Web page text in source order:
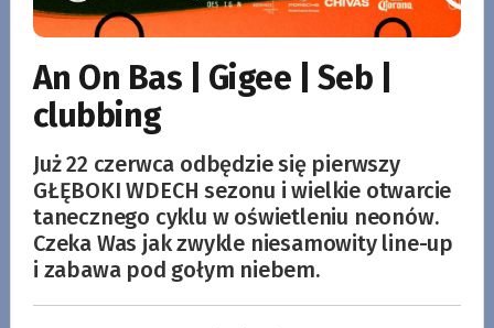
An On Bas | Gigee | Seb |
clubbing
Już 22 czerwca odbędzie się pierwszy
GŁĘBOKI WDECH sezonu i wielkie otwarcie
tanecznego cyklu w oświetleniu neonów.
Czeka Was jak zwykle niesamowity line-up
i zabawa pod gołym niebem.